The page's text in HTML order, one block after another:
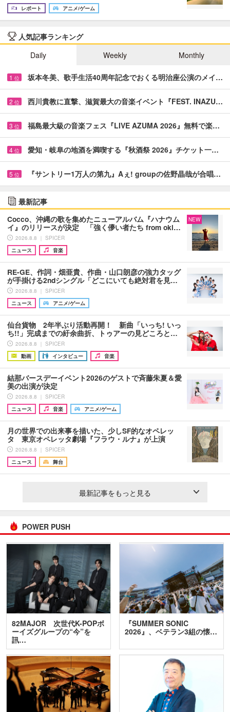
レポート
アニメ/ゲーム
人気記事ランキング
Daily
Weekly Monthly
1 位 坂本冬美、歌手生活40周年記念でおくる明治座公演のメイ…
2 位 西川貴教に直撃、滋賀最大の音楽イベント『FEST. INAZU…
3 位 福島最大級の音楽フェス『LIVE AZUMA 2026』無料で楽…
4 位 愛知・岐阜の地酒を満喫する『秋酒祭 2026』チケット一…
5 位 『サントリー1万人の第九』Aぇ! groupの佐野晶哉が合唱…
最新記事
Cocco、沖縄の歌を集めたニューアルバム『ハナウム
イ』のリリースが決定 「強く儚い者たち from oki…
2026.8.8 ｜ SPICER
ニュース
音楽
NEW
RE-GE、作詞・畑亜貴、作曲・山口朗彦の強力タッグ
が手掛ける2ndシングル「どこにいても絶対君を見…
2026.8.8 ｜ SPICER
ニュース
アニメ/ゲーム
仙台貨物 2年半ぶり活動再開！ 新曲「いっち! いっ
ち!!」完成までの紆余曲折、トゥアーの見どころと…
2026.8.8 ｜ SPICER
動画
インタビュー 音楽
結那バースデーイベント2026のゲストで斉藤朱夏＆愛
美の出演が決定
2026.8.8 ｜ SPICER
ニュース
音楽 アニメ/ゲーム
月の世界での出来事を描いた、少しSF的なオペレッ
タ 東京オペレッタ劇場『フラウ・ルナ』が上演
2026.8.8 ｜ SPICER
ニュース
舞台
最新記事をもっと見る
POWER PUSH
82MAJOR 次世代K-POPボ
ーイズグループの“今”を
訊…
『SUMMER SONIC
2026』、ベテラン3組の懐…